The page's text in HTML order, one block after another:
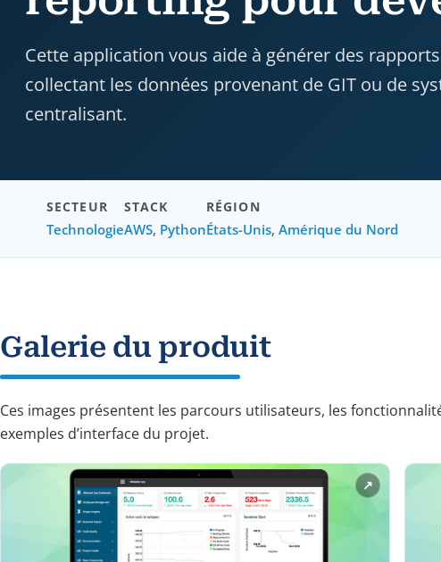
Cette application vous aide à générer des
collectant les données provenant de GIT ou de
centralisant.
SECTEUR
Technologie
STACK
AWS, Python
RÉGION
États-Unis, Amérique du Nord
Galerie du produit
Ces images présentent les parcours utilisateurs, les
exemples d’interface du projet.